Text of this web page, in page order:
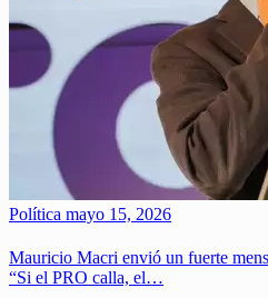
Política mayo 15, 2026
Mauricio Macri envió un fuerte
“Si el PRO calla, el…